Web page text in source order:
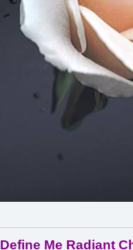
Define Me Radiant